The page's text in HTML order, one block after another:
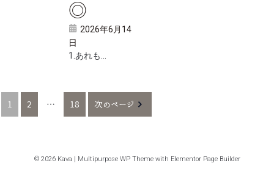
◎
2026年6月14
日
1.あれも...
1 2 … 18 次のページ
© 2026 Kava | Multipurpose WP Theme with Elementor Page Builder